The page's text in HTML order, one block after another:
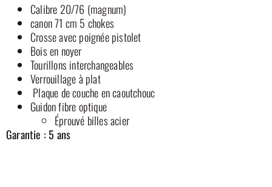
Calibre 20/76 (magnum)
canon 71 cm 5 chokes
Crosse avec poignée pistolet
Bois en noyer
Tourillons interchangeables
Verrouillage à plat
Plaque de couche en caoutchouc
Guidon fibre optique
Éprouvé billes acier
Garantie : 5 ans